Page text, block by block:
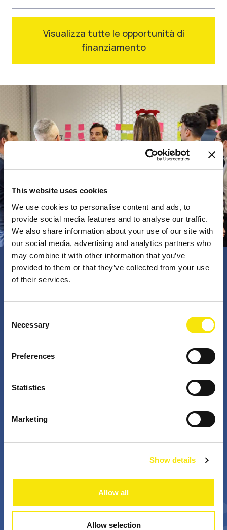
This website uses cookies
We use cookies to personalise content and ads, to
provide social media features and to analyse our traffic.
We also share information about your use of our site with
our social media, advertising and analytics partners who
may combine it with other information that you’ve
provided to them or that they’ve collected from your use
of their services.
Selection
Necessary
Preferences
Statistics
Marketing
Show details
Allow all
Allow selection
Visualizza tutte le opportunità di
finanziamento
PNO Innovation
impatto concreto. Insieme a te, i nostri professionisti
che fanno gli innovatori: cercano costantemente
soluzioni migliori per risolvere i problemi. Il mondo di
+
anni di attività partner nei progetti
+
professionisti
Bn €
valore annuale della
sovvenzione realizzata